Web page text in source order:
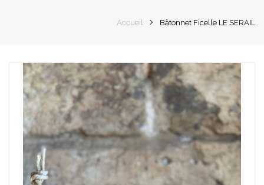
Accueil Bâtonnet Ficelle LE SERAIL